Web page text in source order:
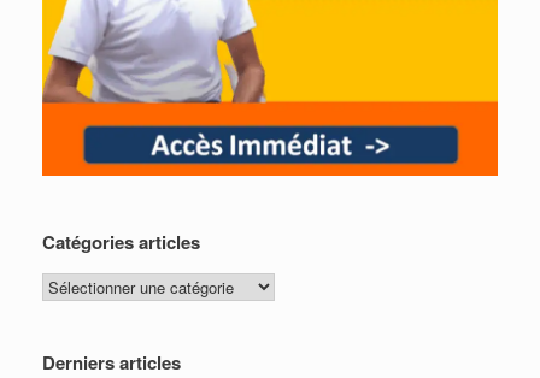
Catégories articles
Catégories
articles
Derniers articles